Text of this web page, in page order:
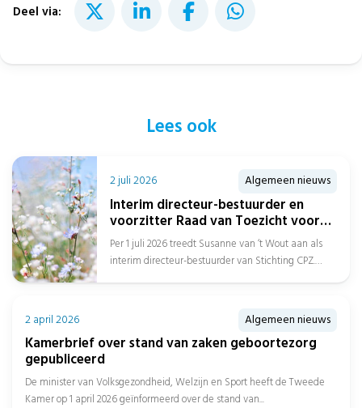
Deel via:
Lees ook
2 juli 2026 Algemeen nieuws
Interim directeur-bestuurder en
voorzitter Raad van Toezicht voor
Stichting CPZ
Per 1 juli 2026 treedt Susanne van ‘t Wout aan als
interim directeur-bestuurder van Stichting CPZ.
2 april 2026 Algemeen nieuws
Kamerbrief over stand van zaken geboortezorg
gepubliceerd
De minister van Volksgezondheid, Welzijn en Sport heeft de Tweede
Kamer op 1 april 2026 geïnformeerd over de stand van...